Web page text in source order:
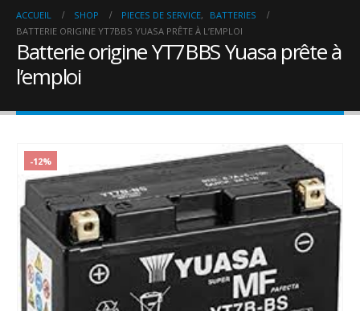
ACCUEIL SHOP PIECES DE SERVICE,
BATTERIES
BATTERIE ORIGINE YT7BBS YUASA PRÊTE À L’EMPLOI
Batterie origine YT7BBS Yuasa prête à
l’emploi
-12%